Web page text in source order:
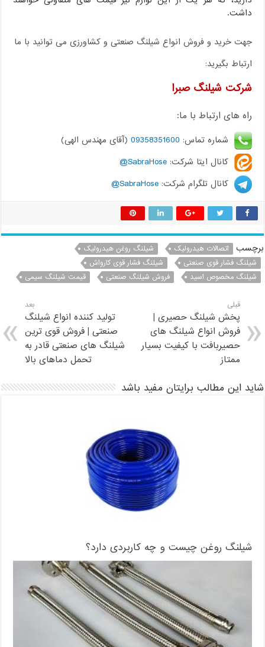
داشت.
جهت خرید و فروش انواع شیلنگ صنعتی و کشاورزی می توانید با ما
ارتباط بگیرید:
شرکت شیلنگ صبرا
راه های ارتباط با ما:
شماره تماس: 09358351600 (آقای مهندس الهی)
کانال ایتا شرکت:SabraHose@
کانال تلگرام شرکت:SabraHose@
برچسب اتصالات هیدرولیک
شیلنگ روغن هیدرولیک
شیلنگ فشار قوی صنعتی
شیلنگ فشار قوی کارواش
شیلنگ مخصوص اسید
فروش شیلنگ صنعتی قیمت شیلنگ سیمی
قبلی
پخش شیلنگ حصیری |
فروش انواع شیلنگ های
حصیربافت با کیفیت بسیار
ممتاز
بعد
تولید کننده انواع شیلنگ
صنعتی | فروش قوی ترین
شیلنگ های صنعتی قادر به
تحمل دماهای بالا
شاید این مطالب برایتان مفید باشد
شیلنگ روغن چیست و چه کاربردی دارد؟